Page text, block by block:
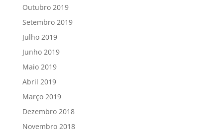
Outubro 2019
Setembro 2019
Julho 2019
Junho 2019
Maio 2019
Abril 2019
Março 2019
Dezembro 2018
Novembro 2018